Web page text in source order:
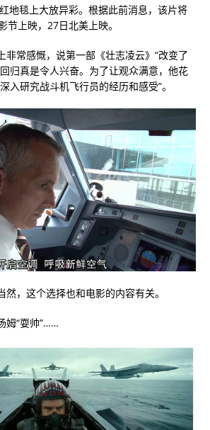
地毯上大放异彩。根据此前消息，该片将
节上映，27日北美上映。
非常感慨，说第一部《壮志凌云》“改变了
归真是令人兴奋。为了让观众满意，他花
入研究战斗机飞行员的经历和感受”。
，这个选择也和电影的内容有关。
姆“耍帅”……